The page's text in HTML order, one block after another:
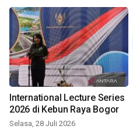
International Lecture Series
2026 di Kebun Raya Bogor
Selasa, 28 Juli 2026